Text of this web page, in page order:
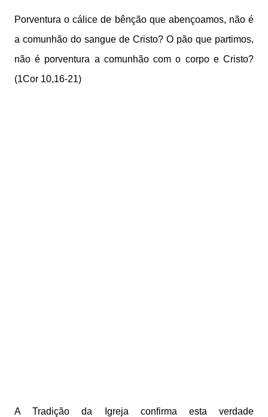
Porventura o cálice de bênção que abençoamos, não é
a comunhão do sangue de Cristo? O pão que partimos,
não é porventura a comunhão com o corpo e Cristo?
(1Cor 10,16-21)
A Tradição da Igreja confirma esta verdade